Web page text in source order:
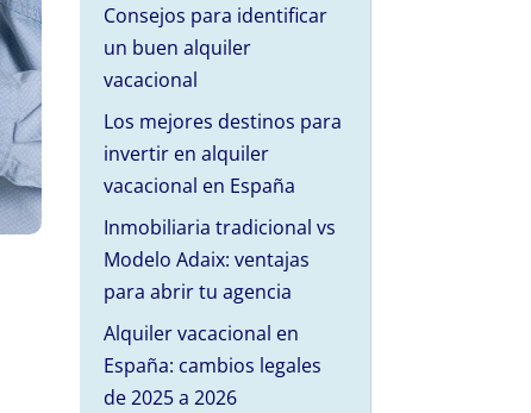
Consejos para identificar
un buen alquiler
vacacional
Los mejores destinos para
invertir en alquiler
vacacional en España
Inmobiliaria tradicional vs
Modelo Adaix: ventajas
para abrir tu agencia
Alquiler vacacional en
España: cambios legales
de 2025 a 2026